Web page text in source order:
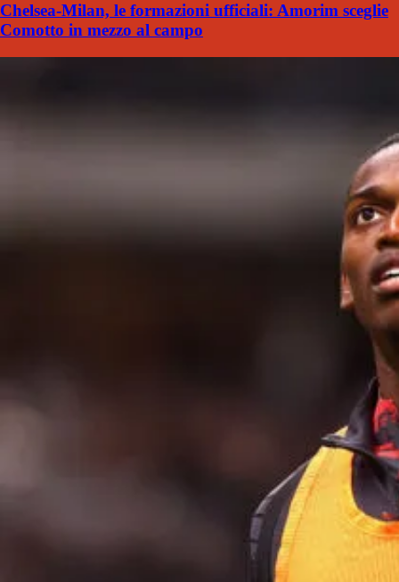
Chelsea-Milan, le formazioni ufficiali: Amorim sceglie
Comotto in mezzo al campo